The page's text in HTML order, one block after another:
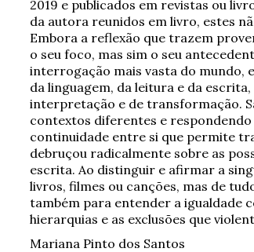
2019 e publicados em revistas ou
da autora reunidos em livro, estes
Embora a reflexão que trazem
o seu foco, mas sim o seu
interrogação mais vasta do mundo,
da linguagem, da leitura e da
interpretação e de transformação.
contextos diferentes e
continuidade entre si que permite
debruçou radicalmente sobre as
escrita. Ao distinguir e afirmar a
livros, filmes ou canções, mas de
também para entender a igualdade
hierarquias e as exclusões que
Mariana Pinto dos Santos